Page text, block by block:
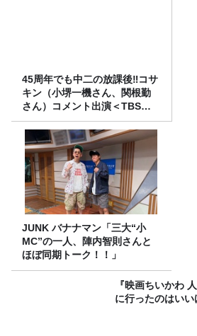
45周年でも中二の放課後‼コサ
キン（小堺一機さん、関根勤
さん）コメント出演＜TBSラ
ジオ番組審議会からのご報告
＞
JUNK バナナマン「三大“小
MC”の一人、陣内智則さんと
ほぼ同期トーク！！」
『映画ちいかわ
に行ったのはい